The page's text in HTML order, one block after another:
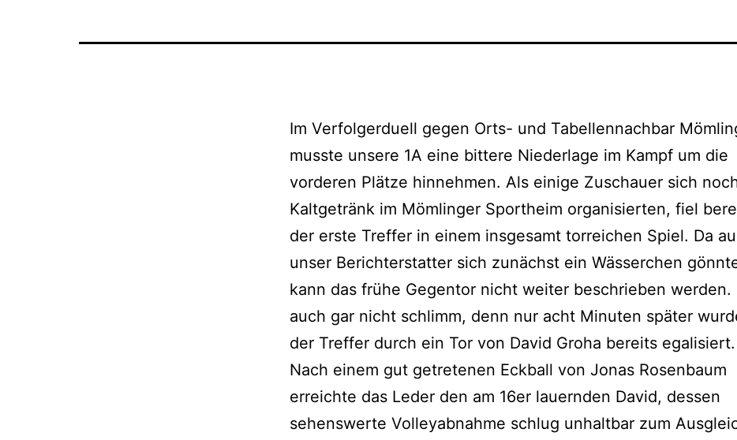
Im Verfolgerduell gegen Orts- und Tabellennachbar
musste unsere 1A eine bittere Niederlage im Kampf um die
vorderen Plätze hinnehmen. Als einige Zuschauer sich
Kaltgetränk im Mömlinger Sportheim organisierten, fiel
der erste Treffer in einem insgesamt torreichen Spiel. Da
unser Berichterstatter sich zunächst ein Wässerchen
kann das frühe Gegentor nicht weiter beschrieben werden.
auch gar nicht schlimm, denn nur acht Minuten später
der Treffer durch ein Tor von David Groha bereits egalisiert.
Nach einem gut getretenen Eckball von Jonas Rosenbaum
erreichte das Leder den am 16er lauernden David, dessen
sehenswerte Volleyabnahme schlug unhaltbar zum